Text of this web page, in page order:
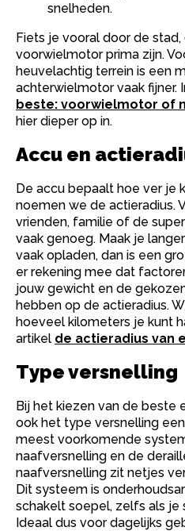
snelheden.
Fiets je vooral door de stad,
voorwielmotor prima zijn.
heuvelachtig terrein is een
achterwielmotor vaak fijner.
beste: voorwielmotor of
hier dieper op in.
Accu en
De accu bepaalt hoe ver je
noemen we de actieradius.
vrienden, familie of de
vaak genoeg. Maak je
vaak opladen, dan is een
er rekening mee dat
jouw gewicht en de
hebben op de actieradius.
hoeveel kilometers je kunt
artikel de actieradius van
Type versnelling
Bij het kiezen van de beste
ook het type versnelling
meest voorkomende
naafversnelling en de
naafversnelling zit netjes
Dit systeem is
schakelt soepel, zelfs als
Ideaal dus voor dagelijks